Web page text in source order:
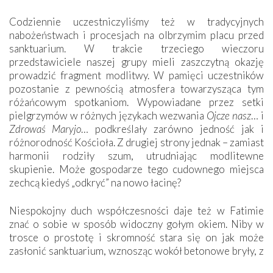
Codziennie uczestniczyliśmy też w tradycyjnych
nabożeństwach i procesjach na olbrzymim placu przed
sanktuarium. W trakcie trzeciego wieczoru
przedstawiciele naszej grupy mieli zaszczytną okazję
prowadzić fragment modlitwy. W pamięci uczestników
pozostanie z pewnością atmosfera towarzysząca tym
różańcowym spotkaniom. Wypowiadane przez setki
pielgrzymów w różnych językach wezwania Ojcze nasz… i
Zdrowaś Maryjo… podkreślały zarówno jedność jak i
różnorodność Kościoła. Z drugiej strony jednak – zamiast
harmonii rodziły szum, utrudniając modlitewne
skupienie. Może gospodarze tego cudownego miejsca
zechcą kiedyś „odkryć” na nowo łacinę?
Niespokojny duch współczesności daje też w Fatimie
znać o sobie w sposób widoczny gołym okiem. Niby w
trosce o prostotę i skromność stara się on jak może
zasłonić sanktuarium, wznosząc wokół betonowe bryły, z